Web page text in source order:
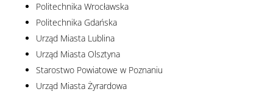
Politechnika Wrocławska
Politechnika Gdańska
Urząd Miasta Lublina
Urząd Miasta Olsztyna
Starostwo Powiatowe w Poznaniu
Urząd Miasta Żyrardowa